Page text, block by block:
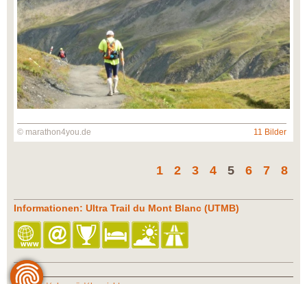
© marathon4you.de 11 Bilder
1 2 3 4 5 6 7 8
Informationen: Ultra Trail du Mont Blanc (UTMB)